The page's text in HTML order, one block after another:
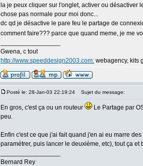
la je peux cliquer sur l'onglet, activer ou désactiver
chose pas normale pour moi donc...
dc qd je désactive le pare feu le partage de
comment faire??? parce que quand meme, je me
Gwena, c tout
http://www.speeddesign2003.com: webagency, kits
Posté le: 28-Jan-03 22:19:24 Sujet du message:
En gros, c'est ça ou un routeur
Le Partage par
peu.
Enfin c'est ce que j'ai fait quand j'en ai eu marre
paramétrer, puis lancer le deuxième, etc), tout ça
Bernard Rey